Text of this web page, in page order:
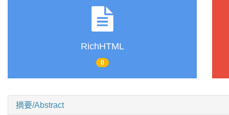
RichHTML
0
摘要/Abstract